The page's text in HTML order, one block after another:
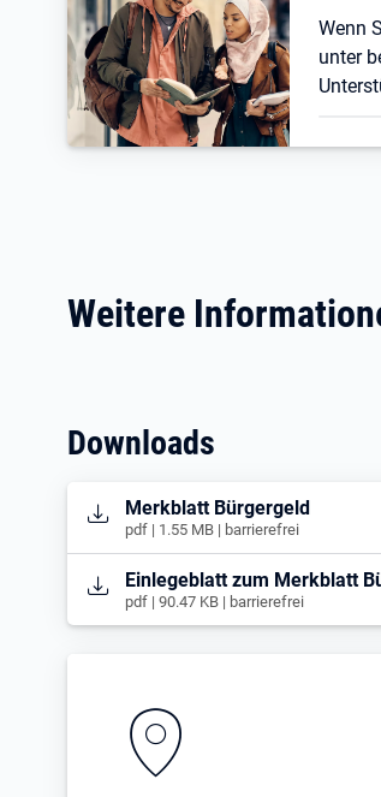
Wenn
unter
Weitere
Downloads
Öffnet in neuem Tab
Merkblatt Bürgergeld
pdf | 1.55 MB | barrierefrei
Öffnet in neuem Tab
Einlegeblatt zum Merkblatt
pdf | 90.47 KB | barrierefrei